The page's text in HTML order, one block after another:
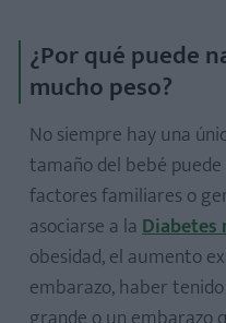
¿Por qué puede
mucho peso?
No siempre hay una
tamaño del bebé
factores familiares o
asociarse a la Diabetes
obesidad, el aumento
embarazo, haber